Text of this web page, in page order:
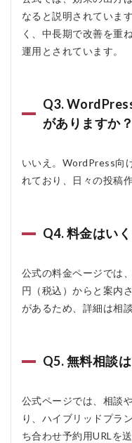
なると説明されていま
く、中長期で改善を重
運用とされています。
Q3.
がありますか？
いいえ。WordPress向
れており、日々の投稿
Q4. 料金はい
公式の料金ページでは
円（税込）からと案内
があるため、詳細は相
Q5. 無料相談
公式ページでは、相談
り、ハイブリッドプラ
ち合わせ予約用URLを